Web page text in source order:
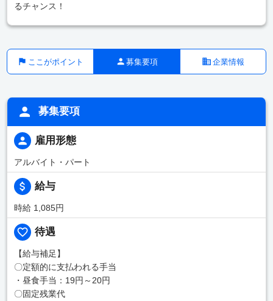
るチャンス！
ここがポイント 募集要項 企業情報
募集要項
雇用形態
アルバイト・パート
給与
時給 1,085円
待遇
【給与補足】
〇定額的に支払われる手当
・昼食手当：19円～20円
〇固定残業代